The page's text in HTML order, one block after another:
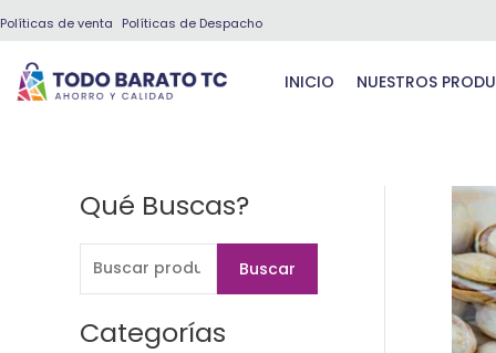
al
contenido
Políticas de venta Políticas de Despacho
INICIO NUESTROS
Qué Buscas?
B
c
a
Buscar
Categorías